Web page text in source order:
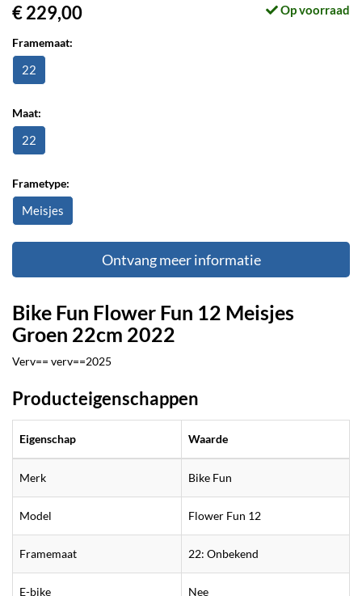
€ 229,00 Op voorraad
Framemaat:
22
Maat:
22
Frametype:
Meisjes
Ontvang meer informatie
Bike Fun Flower Fun 12 Meisjes
Groen 22cm 2022
Verv== verv==2025
Producteigenschappen
Eigenschap Waarde
Merk Bike Fun
Model Flower Fun 12
Framemaat 22: Onbekend
E-bike Nee